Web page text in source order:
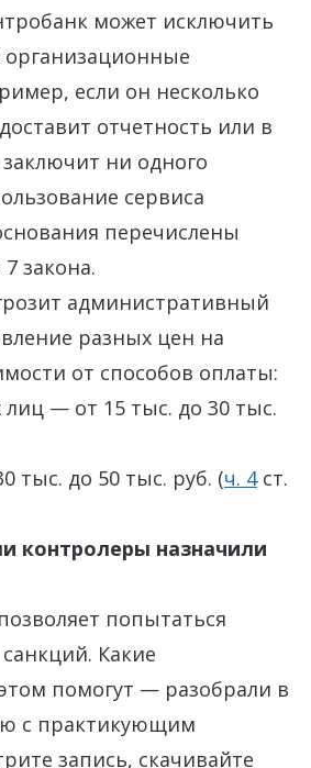
может исключить
организационные
если он несколько
отчетность или в
ни одного
сервиса
перечислены
7 закона.
административный
разных цен на
от способов оплаты:
— от 15 тыс. до 30 тыс.
тыс. до 50 тыс. руб. (ч. 4ст.
контролеры назначили
попытаться
Какие
помогут — разобрали в
с практикующим
запись, скачивайте